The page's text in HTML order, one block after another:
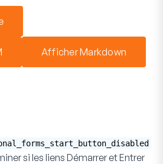
Afficher Markdown
si les liens DémarreretEntrer